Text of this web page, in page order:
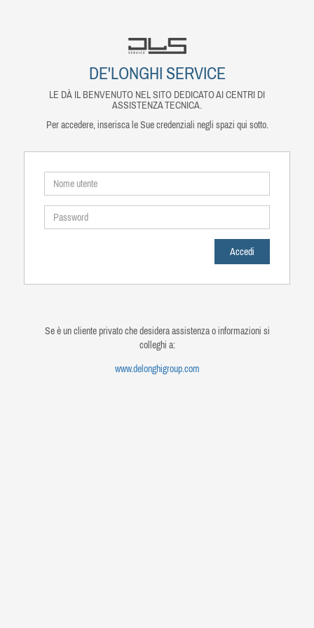
DE'LONGHI SERVICE
LE DÀ IL BENVENUTO NEL SITO DEDICATO AI CENTRI DI
ASSISTENZA TECNICA.
Per accedere, inserisca le Sue credenziali negli spazi qui sotto.
Se è un cliente privato che desidera assistenza o informazioni si
colleghi a:
www.delonghigroup.com